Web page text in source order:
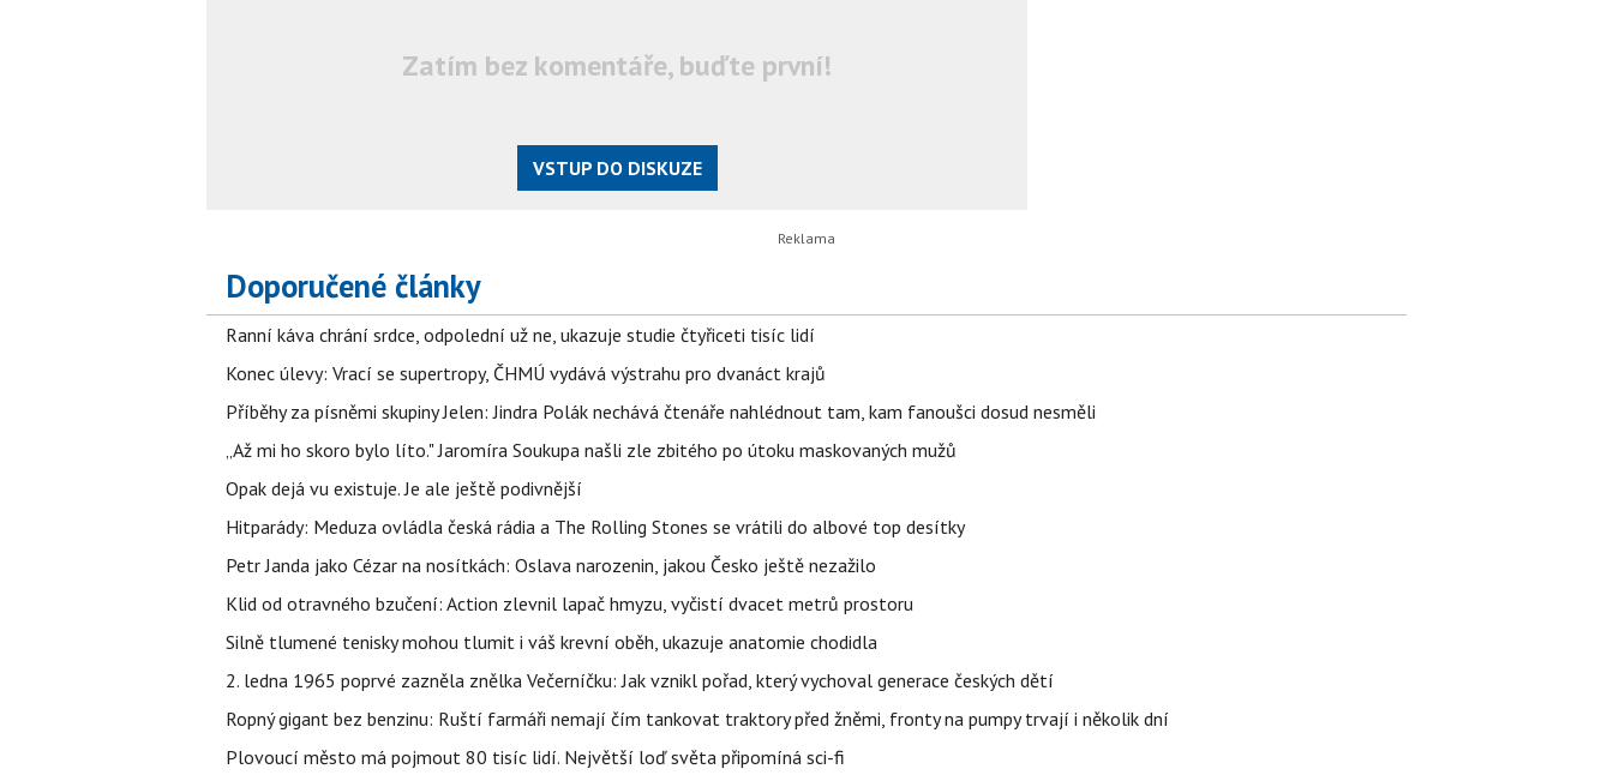
Zatím bez komentáře, buďte první!
VSTUP DO DISKUZE
Doporučené články
Ranní káva chrání srdce, odpolední už ne, ukazuje studie čtyřiceti tisíc lidí
Konec úlevy: Vrací se supertropy, ČHMÚ vydává výstrahu pro dvanáct krajů
Příběhy za písněmi skupiny Jelen: Jindra Polák nechává čtenáře nahlédnout tam, kam fanoušci dosud nesměli
„Až mi ho skoro bylo líto." Jaromíra Soukupa našli zle zbitého po útoku maskovaných mužů
Opak dejá vu existuje. Je ale ještě podivnější
Hitparády: Meduza ovládla česká rádia a The Rolling Stones se vrátili do albové top desítky
Petr Janda jako Cézar na nosítkách: Oslava narozenin, jakou Česko ještě nezažilo
Klid od otravného bzučení: Action zlevnil lapač hmyzu, vyčistí dvacet metrů prostoru
Silně tlumené tenisky mohou tlumit i váš krevní oběh, ukazuje anatomie chodidla
2. ledna 1965 poprvé zazněla znělka Večerníčku: Jak vznikl pořad, který vychoval generace českých dětí
Ropný gigant bez benzinu: Ruští farmáři nemají čím tankovat traktory před žněmi, fronty na pumpy trvají i několik dní
Plovoucí město má pojmout 80 tisíc lidí. Největší loď světa připomíná sci-fi